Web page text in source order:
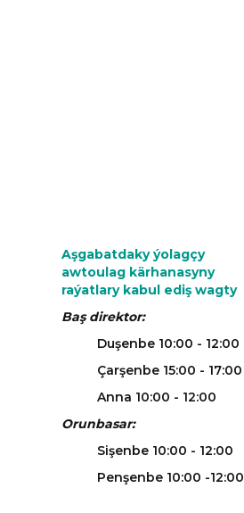
Aşgabatdaky ýolagçy
awtoulag kärhanasyny
raýatlary kabul ediş wagty
Baş direktor:
Duşenbe 10:00 - 12:00
Çarşenbe 15:00 - 17:00
Anna 10:00 - 12:00
Orunbasar:
Sişenbe 10:00 - 12:00
Penşenbe 10:00 -12:00